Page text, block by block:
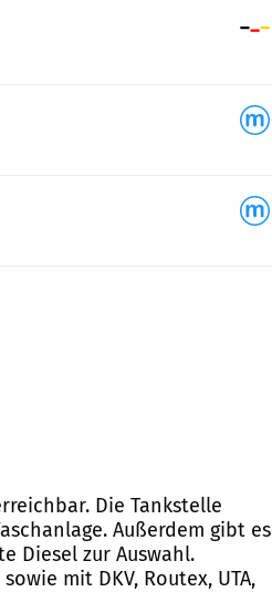
Die Tankstelle
Außerdem gibt es
Diesel zur Auswahl.
mit DKV, Routex, UTA,